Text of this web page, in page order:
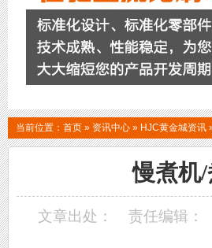
当前位置： 首页 » 资讯中心 » HJC黄金城资讯
慢煮机
文章出处： 责任编辑：